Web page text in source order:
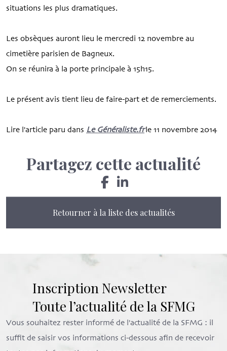
situations les plus dramatiques.
Les obsèques auront lieu le mercredi 12 novembre au
cimetière parisien de Bagneux.
On se réunira à la porte principale à 15h15.
Le présent avis tient lieu de faire-part et de remerciements.
Lire l'article paru dans Le Généraliste.frle 11 novembre 2014
Partagez cette actualité
Retourner à la liste des actualités
Inscription Newsletter
Toute l’actualité de la SFMG
Vous souhaitez rester informé de l'actualité de la SFMG : il
suffit de saisir vos informations ci-dessous afin de recevoir